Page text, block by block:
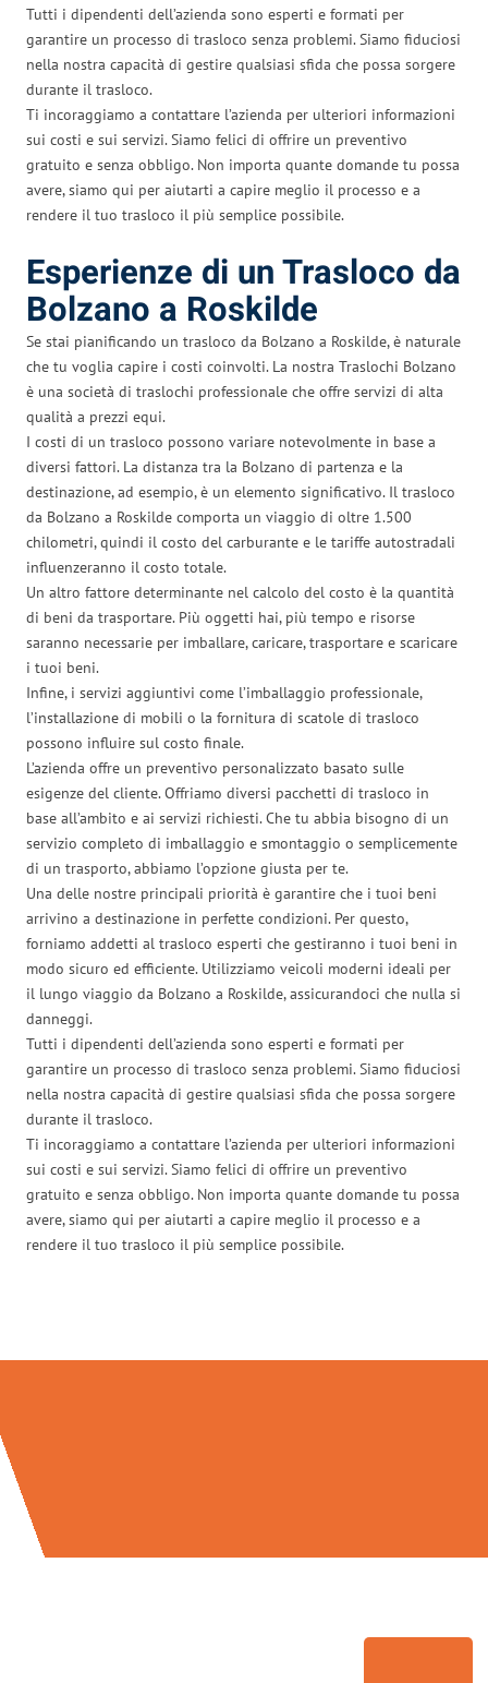
Tutti i dipendenti dell’azienda sono esperti e formati per
garantire un processo di trasloco senza problemi. Siamo fiduciosi
nella nostra capacità di gestire qualsiasi sfida che possa sorgere
durante il trasloco.
Ti incoraggiamo a contattare l’azienda per ulteriori informazioni
sui costi e sui servizi. Siamo felici di offrire un preventivo
gratuito e senza obbligo. Non importa quante domande tu possa
avere, siamo qui per aiutarti a capire meglio il processo e a
rendere il tuo trasloco il più semplice possibile.
Esperienze di un Trasloco da
Bolzano a Roskilde
Se stai pianificando un trasloco da Bolzano a Roskilde, è naturale
che tu voglia capire i costi coinvolti. La nostra Traslochi Bolzano
è una società di traslochi professionale che offre servizi di alta
qualità a prezzi equi.
I costi di un trasloco possono variare notevolmente in base a
diversi fattori. La distanza tra la Bolzano di partenza e la
destinazione, ad esempio, è un elemento significativo. Il trasloco
da Bolzano a Roskilde comporta un viaggio di oltre 1.500
chilometri, quindi il costo del carburante e le tariffe autostradali
influenzeranno il costo totale.
Un altro fattore determinante nel calcolo del costo è la quantità
di beni da trasportare. Più oggetti hai, più tempo e risorse
saranno necessarie per imballare, caricare, trasportare e scaricare
i tuoi beni.
Infine, i servizi aggiuntivi come l’imballaggio professionale,
l’installazione di mobili o la fornitura di scatole di trasloco
possono influire sul costo finale.
L’azienda offre un preventivo personalizzato basato sulle
esigenze del cliente. Offriamo diversi pacchetti di trasloco in
base all’ambito e ai servizi richiesti. Che tu abbia bisogno di un
servizio completo di imballaggio e smontaggio o semplicemente
di un trasporto, abbiamo l’opzione giusta per te.
Una delle nostre principali priorità è garantire che i tuoi beni
arrivino a destinazione in perfette condizioni. Per questo,
forniamo addetti al trasloco esperti che gestiranno i tuoi beni in
modo sicuro ed efficiente. Utilizziamo veicoli moderni ideali per
il lungo viaggio da Bolzano a Roskilde, assicurandoci che nulla si
danneggi.
Tutti i dipendenti dell’azienda sono esperti e formati per
garantire un processo di trasloco senza problemi. Siamo fiduciosi
nella nostra capacità di gestire qualsiasi sfida che possa sorgere
durante il trasloco.
Ti incoraggiamo a contattare l’azienda per ulteriori informazioni
sui costi e sui servizi. Siamo felici di offrire un preventivo
gratuito e senza obbligo. Non importa quante domande tu possa
avere, siamo qui per aiutarti a capire meglio il processo e a
rendere il tuo trasloco il più semplice possibile.